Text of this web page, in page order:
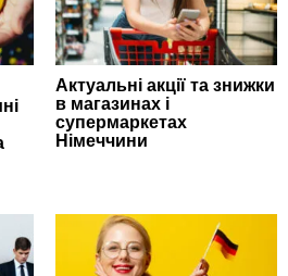
Актуальні акції та знижки
в магазинах і
супермаркетах
Німеччини